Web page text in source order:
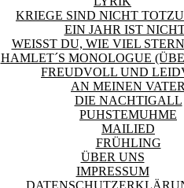
KRIEGE SIND NICHT
EIN JAHR IST
WEISST DU, WIE VIEL
HAMLET´S MONOLOGUE
FREUDVOLL UND
AN MEINEN VATER
DIE NACHTIGALL
PUHSTEMUHME
MAILIED
FRÜHLING
ÜBER UNS
IMPRESSUM